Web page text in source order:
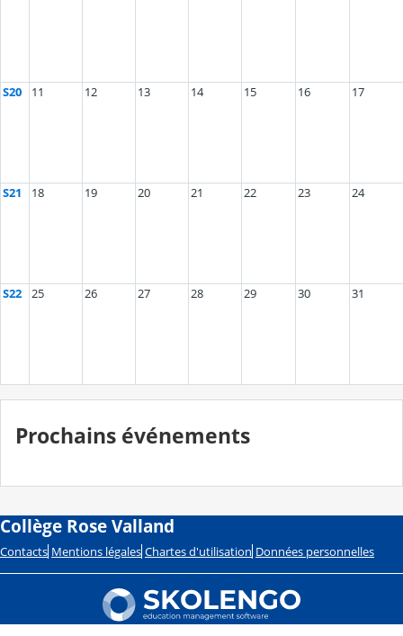
S20 11 12 13 14 15 16 17
S21 18 19 20 21 22 23 24
S22 25 26 27 28 29 30 31
Prochains événements
Collège Rose Valland
Contacts Mentions légales Chartes d'utilisation Données personnelles